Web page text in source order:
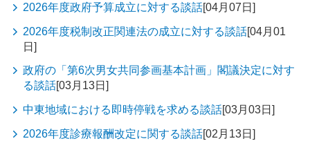
2026年度政府予算成立に対する談話[04月07日]
2026年度税制改正関連法の成立に対する談話[04月01
日]
政府の「第6次男女共同参画基本計画」閣議決定に対す
る談話[03月13日]
中東地域における即時停戦を求める談話[03月03日]
2026年度診療報酬改定に関する談話[02月13日]